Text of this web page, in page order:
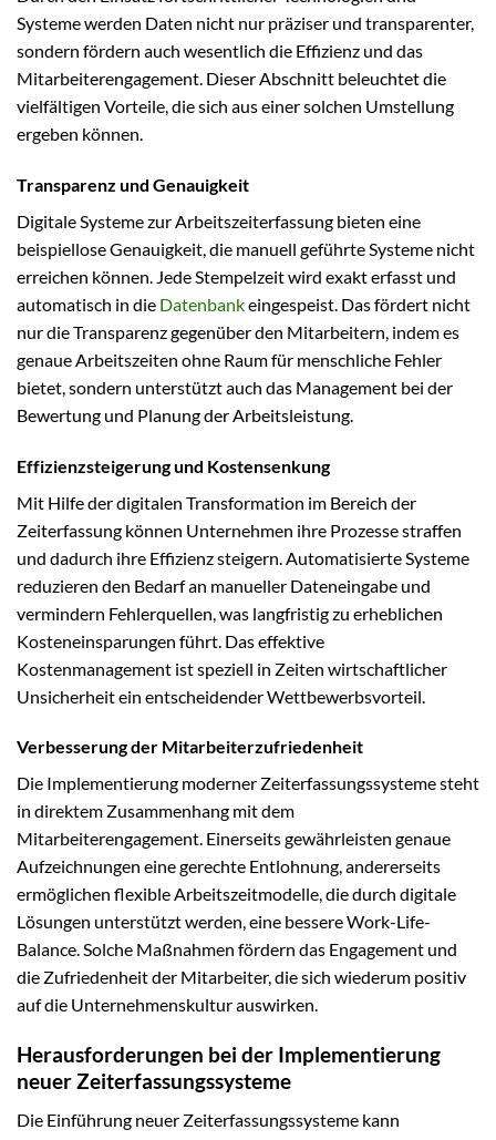
Systeme werden Daten nicht nur präziser und transparenter,
sondern fördern auch wesentlich die Effizienz und das
Mitarbeiterengagement. Dieser Abschnitt beleuchtet die
vielfältigen Vorteile, die sich aus einer solchen Umstellung
ergeben können.
Transparenz und Genauigkeit
Digitale Systeme zur Arbeitszeiterfassung bieten eine
beispiellose Genauigkeit, die manuell geführte Systeme nicht
erreichen können. Jede Stempelzeit wird exakt erfasst und
automatisch in die Datenbankeingespeist. Das fördert nicht
nur die Transparenz gegenüber den Mitarbeitern, indem es
genaue Arbeitszeiten ohne Raum für menschliche Fehler
bietet, sondern unterstützt auch das Management bei der
Bewertung und Planung der Arbeitsleistung.
Effizienzsteigerung und Kostensenkung
Mit Hilfe der digitalen Transformation im Bereich der
Zeiterfassung können Unternehmen ihre Prozesse straffen
und dadurch ihre Effizienz steigern. Automatisierte Systeme
reduzieren den Bedarf an manueller Dateneingabe und
vermindern Fehlerquellen, was langfristig zu erheblichen
Kosteneinsparungen führt. Das effektive
Kostenmanagement ist speziell in Zeiten wirtschaftlicher
Unsicherheit ein entscheidender Wettbewerbsvorteil.
Verbesserung der Mitarbeiterzufriedenheit
Die Implementierung moderner Zeiterfassungssysteme steht
in direktem Zusammenhang mit dem
Mitarbeiterengagement. Einerseits gewährleisten genaue
Aufzeichnungen eine gerechte Entlohnung, andererseits
ermöglichen flexible Arbeitszeitmodelle, die durch digitale
Lösungen unterstützt werden, eine bessere Work-Life-
Balance. Solche Maßnahmen fördern das Engagement und
die Zufriedenheit der Mitarbeiter, die sich wiederum positiv
auf die Unternehmenskultur auswirken.
Herausforderungen bei der Implementierung
neuer Zeiterfassungssysteme
Die Einführung neuer Zeiterfassungssysteme kann